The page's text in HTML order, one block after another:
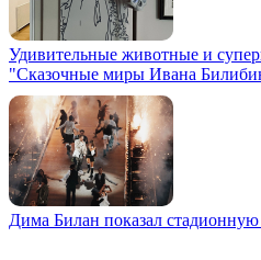
Удивительные животные и
"Сказочные миры Ивана
Дима Билан показал